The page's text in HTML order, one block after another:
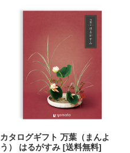
カタログギフト 万葉（まんよ
う） はるがすみ [送料無料]